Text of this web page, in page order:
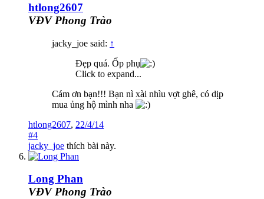
htlong2607
VĐV Phong Trào
jacky_joe said: ↑
Đẹp quá. Ốp phụ
Click to expand...
Cám ơn bạn!!! Bạn nì xài nhìu vợt ghê, có dịp
mua ủng hộ mình nha
htlong2607, 22/4/14
#4
jacky_joe thích bài này.
Long Phan
VĐV Phong Trào